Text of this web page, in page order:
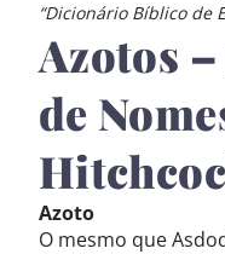
“Dicionário Bíblico de
Azotos
de
Azoto
O mesmo que